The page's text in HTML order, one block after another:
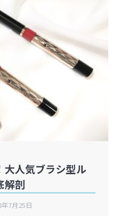
大人気ブラシ型ル
解剖
7月25日